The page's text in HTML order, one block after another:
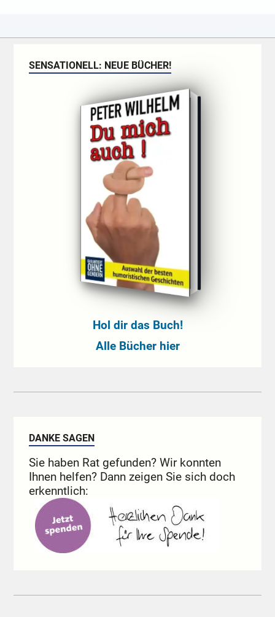
SENSATIONELL: NEUE BÜCHER!
Hol dir das Buch!
Alle Bücher hier
DANKE SAGEN
Sie haben Rat gefunden? Wir konnten
Ihnen helfen? Dann zeigen Sie sich doch
erkenntlich: